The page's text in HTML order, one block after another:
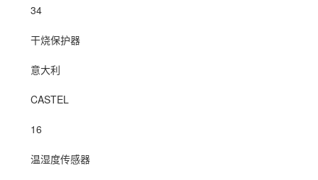
34
干烧保护器
意大利
CASTEL
16
温湿度传感器